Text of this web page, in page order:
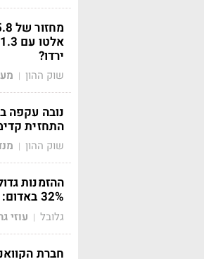
ירדו?
שוק ההון |
נובה עקפה
התחזית
שוק ההון |
ההזמנות
32% באדום: החידה של קרטוס
גלובל | עוזי
חברת